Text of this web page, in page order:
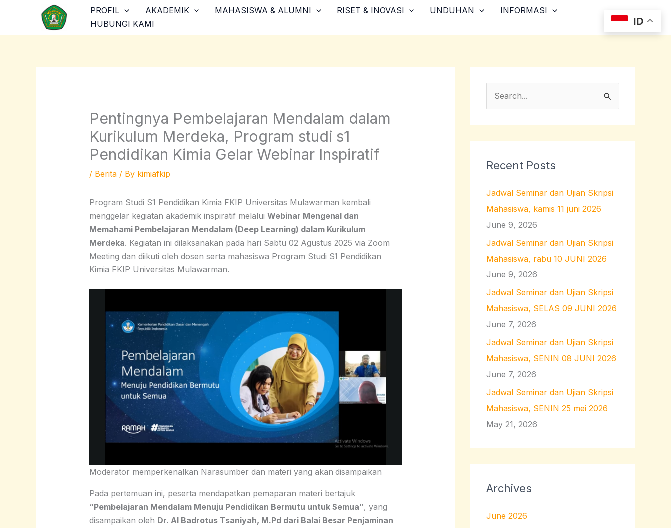
content
PROFIL AKADEMIK MAHASISWA & ALUMNI RISET & INOVASI UNDUHAN
INFORMASI
HUBUNGI KAMI
Pentingnya Pembelajaran Mendalam dalam
Kurikulum Merdeka, Program studi s1
Pendidikan Kimia Gelar Webinar Inspiratif
/ Berita/ By kimiafkip
Program Studi S1 Pendidikan Kimia FKIP Universitas Mulawarman kembali
menggelar kegiatan akademik inspiratif melalui Webinar Mengenal dan
Memahami Pembelajaran Mendalam (Deep Learning) dalam Kurikulum
Merdeka. Kegiatan ini dilaksanakan pada hari Sabtu 02 Agustus 2025 via Zoom
Meeting dan diikuti oleh dosen serta mahasiswa Program Studi S1 Pendidikan
Kimia FKIP Universitas Mulawarman.
Moderator memperkenalkan Narasumber dan materi yang akan disampaikan
Pada pertemuan ini, peserta mendapatkan pemaparan materi bertajuk
“Pembelajaran Mendalam Menuju Pendidikan Bermutu untuk Semua”, yang
disampaikan oleh Dr. Al Badrotus Tsaniyah, M.Pd dari Balai Besar Penjaminan
c
f
o
r
:
Recent Posts
Jadwal Seminar dan Ujian Skripsi
Mahasiswa, kamis 11 juni 2026
June 9, 2026
Jadwal Seminar dan Ujian Skripsi
Mahasiswa, rabu 10 JUNI 2026
June 9, 2026
Jadwal Seminar dan Ujian Skripsi
Mahasiswa, SELAS 09 JUNI 2026
June 7, 2026
Jadwal Seminar dan Ujian Skripsi
Mahasiswa, SENIN 08 JUNI 2026
June 7, 2026
Jadwal Seminar dan Ujian Skripsi
Mahasiswa, SENIN 25 mei 2026
May 21, 2026
Archives
June 2026
ID